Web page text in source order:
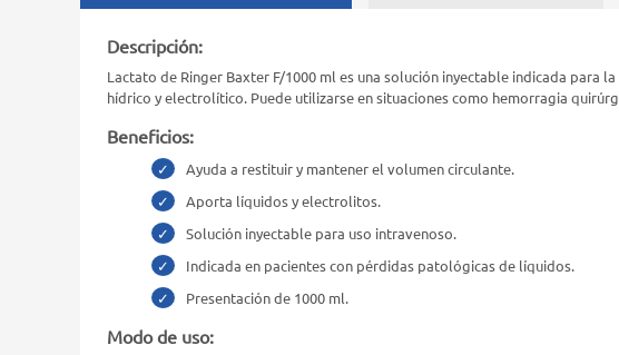
Descripción:
Lactato de Ringer Baxter F/1000 ml es una solución inyectable indicada
hídrico y electrolítico. Puede utilizarse en situaciones como hemorragia
Beneficios:
Ayuda a restituir y mantener el volumen circulante.
Aporta líquidos y electrolitos.
Solución inyectable para uso intravenoso.
Indicada en pacientes con pérdidas patológicas de líquidos.
Presentación de 1000 ml.
Modo de uso: